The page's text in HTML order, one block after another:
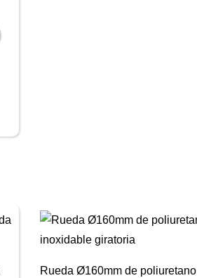
Rueda Ø160mm de poliuretano